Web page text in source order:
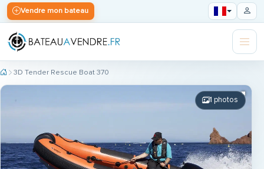
Vendre mon bateau
3D Tender Rescue Boat 370
1 photos